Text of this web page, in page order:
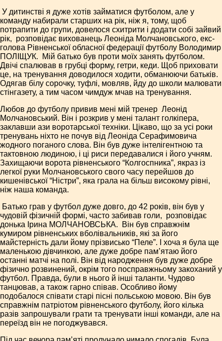
­
У дитинстві я дуже хотів зай­матися футболом, але у
команду набирали старших на рік, ніж я, тому, щоб
потрапити до групи, довелося схитрити і додати собі зайвий
рік, ­ розповідає вихованець Леоніда Молчановського, екс­
голова Рівненської обласної федерації футболу Володимир
ПОЛІЩУК. ­ Мій батько був проти моїх занять футболом.
Двічі спалював в грубці форму, гетри, кеди. Щоб приховати
це, на тренування доводилося ходити, обманюючи батьків.
Одягав білу сорочку, туфлі, мовляв, йду до школи малювати
стінгазету, а тим часом чимдуж мчав на тренування.
Любов до футболу привив мені мій тренер ­ Леонід
Молчановський. Він і розкрив у мені талант голкіпера,
заклавши ази воротарської техніки. Цікаво, що за усі роки
тренувань ніхто не почув від Леоніда Серафимовича
жодного поганого слова. Він був дуже інтелігентною та
тактовною людиною, і ці риси передавалися і його учням.
Захищаючи ворота рівненського “Колгоспника”, якраз із
легкої руки Молчановського свого часу перейшов до
кишенівської “Ністри”, яка грала на більш високому рівні,
ніж наша команда.
­ Батько грав у футбол дуже довго, до 42 років, він був у
чудовій фізичній формі, часто забивав голи, ­ розповідає
донька Ірина МОЛЧАНОВСЬКА. ­ Він був справжнім
кумиром рівненських вболівальників, які за його
майстерність дали йому прізвисько “Пеле”. І хоча я була ще
маленькою дівчинкою, але дуже добре пам’ятаю його
останні матчі на полі. Він від народження був дуже добре
фізично розвинений, окрім того по­справжньому закоханий у
футбол. Правда, були в нього й інші таланти. Чудово
танцював, а також гарно співав. Особливо йому
подобалося співати старі пісні польською мовою. Він був
справжнім патріотом рівненського футболу, його кілька
разів запрошували грати та тренувати інші команди, але на
переїзд він не погоджувався.